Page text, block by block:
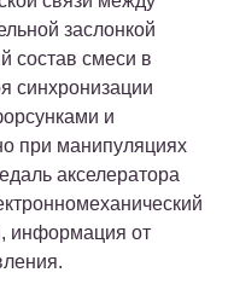
заслонкой
состав смеси в
синхронизации
и
при манипуляциях
акселератора
информация от